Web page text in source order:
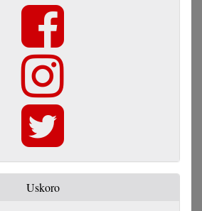
Uskoro